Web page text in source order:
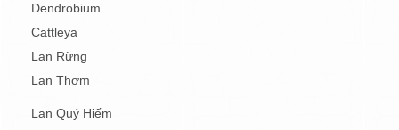
Dendrobium
Cattleya
Lan Rừng
Lan Thơm
Lan Quý Hiếm